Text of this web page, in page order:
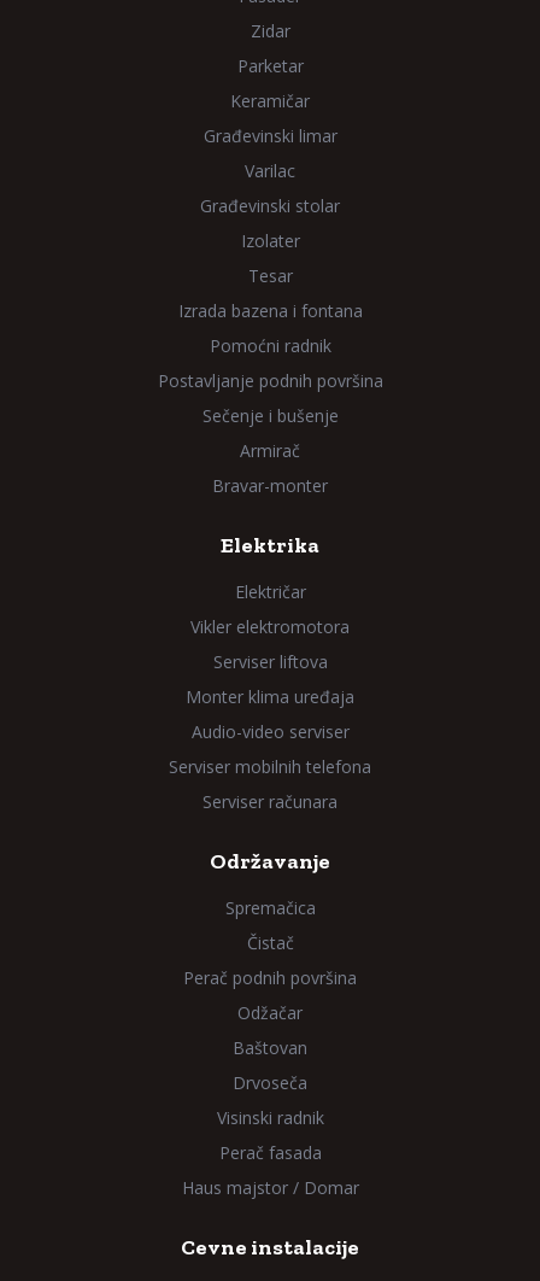
Zidar
Parketar
Keramičar
Građevinski limar
Varilac
Građevinski stolar
Izolater
Tesar
Izrada bazena i fontana
Pomoćni radnik
Postavljanje podnih površina
Sečenje i bušenje
Armirač
Bravar-monter
Elektrika
Električar
Vikler elektromotora
Serviser liftova
Monter klima uređaja
Audio-video serviser
Serviser mobilnih telefona
Serviser računara
Održavanje
Spremačica
Čistač
Perač podnih površina
Odžačar
Baštovan
Drvoseča
Visinski radnik
Perač fasada
Haus majstor / Domar
Cevne instalacije